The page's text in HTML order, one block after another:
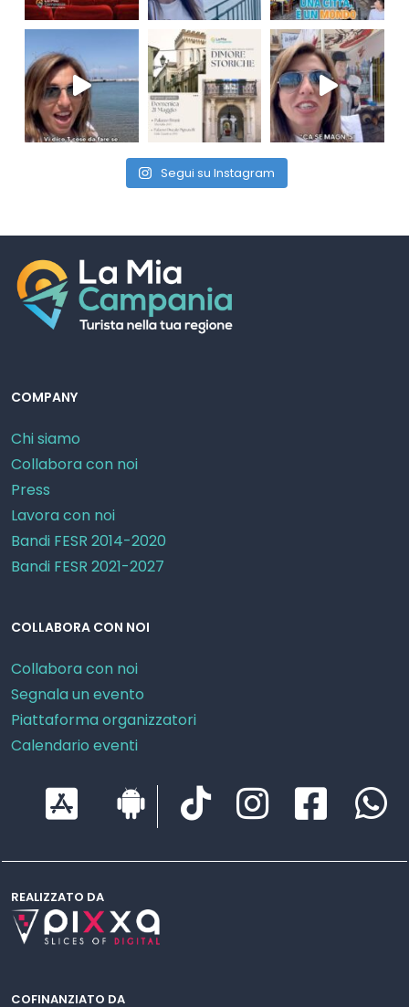
Segui su Instagram
COMPANY
Chi siamo
Collabora con noi
Press
Lavora con noi
Bandi FESR 2014-2020
Bandi FESR 2021-2027
COLLABORA CON NOI
Collabora con noi
Segnala un evento
Piattaforma organizzatori
Calendario eventi
REALIZZATO DA
COFINANZIATO DA